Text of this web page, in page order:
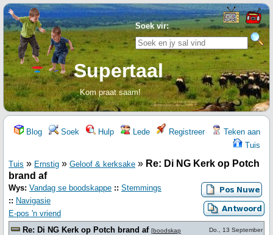
Soek vir:
Supertaal
Kom praat saam!
Blog Soek Hulp Lede Registreer
Teken aan
Tuis
Tuis » Ernstig » Geloof & kerksake » Re: Di NG Kerk op Potch
brand af
Wys: Vandag se boodskappe :: Stemmings
:: Navigasie
E-pos 'n vriend
Re: Di NG Kerk op Potch brand af [boodskap
Do., 13 September